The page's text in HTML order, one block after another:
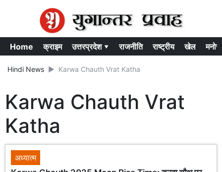
Home क्राइम उत्तरप्रदेश ▾ राजनीति राष्ट्रीय खेल
Hindi News Karwa Chauth Vrat Katha
Karwa Chauth Vrat
Katha
अध्यात्म